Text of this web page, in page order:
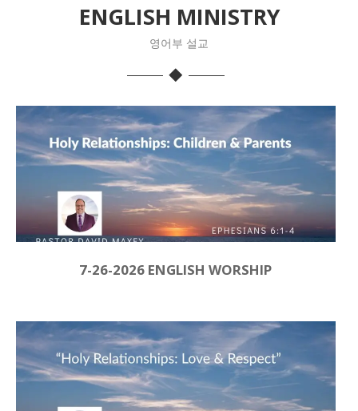
ENGLISH MINISTRY
영어부 설교
7-26-2026 ENGLISH WORSHIP